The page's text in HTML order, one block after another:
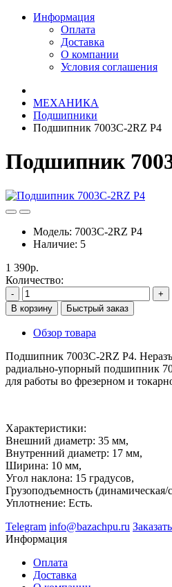
Информация
Оплата
Доставка
О компании
Условия соглашения
МЕХАНИКА
Подшипники
Подшипник 7003C-2RZ P4
Подшипник
Модель: 7003C-2RZ P4
Наличие: 5
1 390р.
Количество:
-
+
В корзину
Быстрый заказ
Обзор товара
Подшипник 7003C-2RZ P4.
радиально-упорный подшипник
для работы во фрезерном и
Характеристики:
Внешний диаметр: 35 мм,
Внутренний диаметр: 17 мм,
Ширина: 10 мм,
Угол наклона: 15 градусов,
Грузоподъемность
Уплотнение: Есть.
Telegram info@bazachpu.ru
Информация
Оплата
Доставка